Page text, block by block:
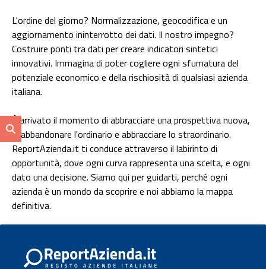
L'ordine del giorno? Normalizzazione, geocodifica e un
aggiornamento ininterrotto dei dati. Il nostro impegno?
Costruire ponti tra dati per creare indicatori sintetici
innovativi. Immagina di poter cogliere ogni sfumatura del
potenziale economico e della rischiosità di qualsiasi azienda
italiana.
È arrivato il momento di abbracciare una prospettiva nuova,
di abbandonare l'ordinario e abbracciare lo straordinario.
ReportAzienda.it ti conduce attraverso il labirinto di
opportunità, dove ogni curva rappresenta una scelta, e ogni
dato una decisione. Siamo qui per guidarti, perché ogni
azienda è un mondo da scoprire e noi abbiamo la mappa
definitiva.